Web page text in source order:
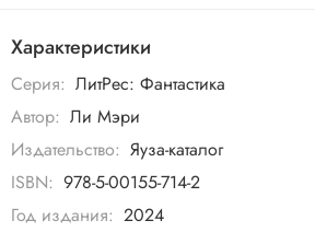
Характеристики
Серия: ЛитРес: Фантастика
Автор: Ли Мэри
Издательство: Яуза-каталог
ISBN: 978-5-00155-714-2
Год издания: 2024